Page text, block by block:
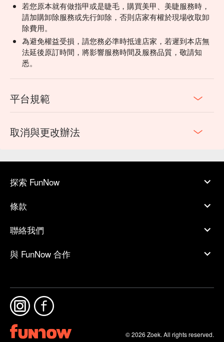
若您原本就有做指甲或是睫毛，購買美甲、美睫服務時，
請加購卸除服務或先行卸除，否則店家有權於現場收取卸
除費用。
為避免權益受損，請您務必準時抵達店家，若遲到本店無
法延後原訂時間，將影響服務時間及服務品質，敬請知
悉。
平台規範
取消與更改辦法
探索 FunNow
條款
聯絡我們
與 FunNow 合作
© 2026 Zoek. All rights reserved.